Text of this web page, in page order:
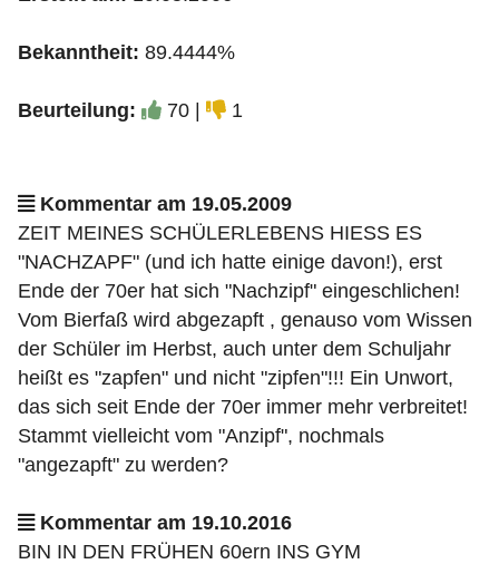
Bekanntheit: 89.4444%
Beurteilung: 70 | 1
Kommentar am 19.05.2009
ZEIT MEINES SCHÜLERLEBENS HIESS ES
"NACHZAPF" (und ich hatte einige davon!), erst
Ende der 70er hat sich "Nachzipf" eingeschlichen!
Vom Bierfaß wird abgezapft , genauso vom Wissen
der Schüler im Herbst, auch unter dem Schuljahr
heißt es "zapfen" und nicht "zipfen"!!! Ein Unwort,
das sich seit Ende der 70er immer mehr verbreitet!
Stammt vielleicht vom "Anzipf", nochmals
"angezapft" zu werden?
Kommentar am 19.10.2016
BIN IN DEN FRÜHEN 60ern INS GYM